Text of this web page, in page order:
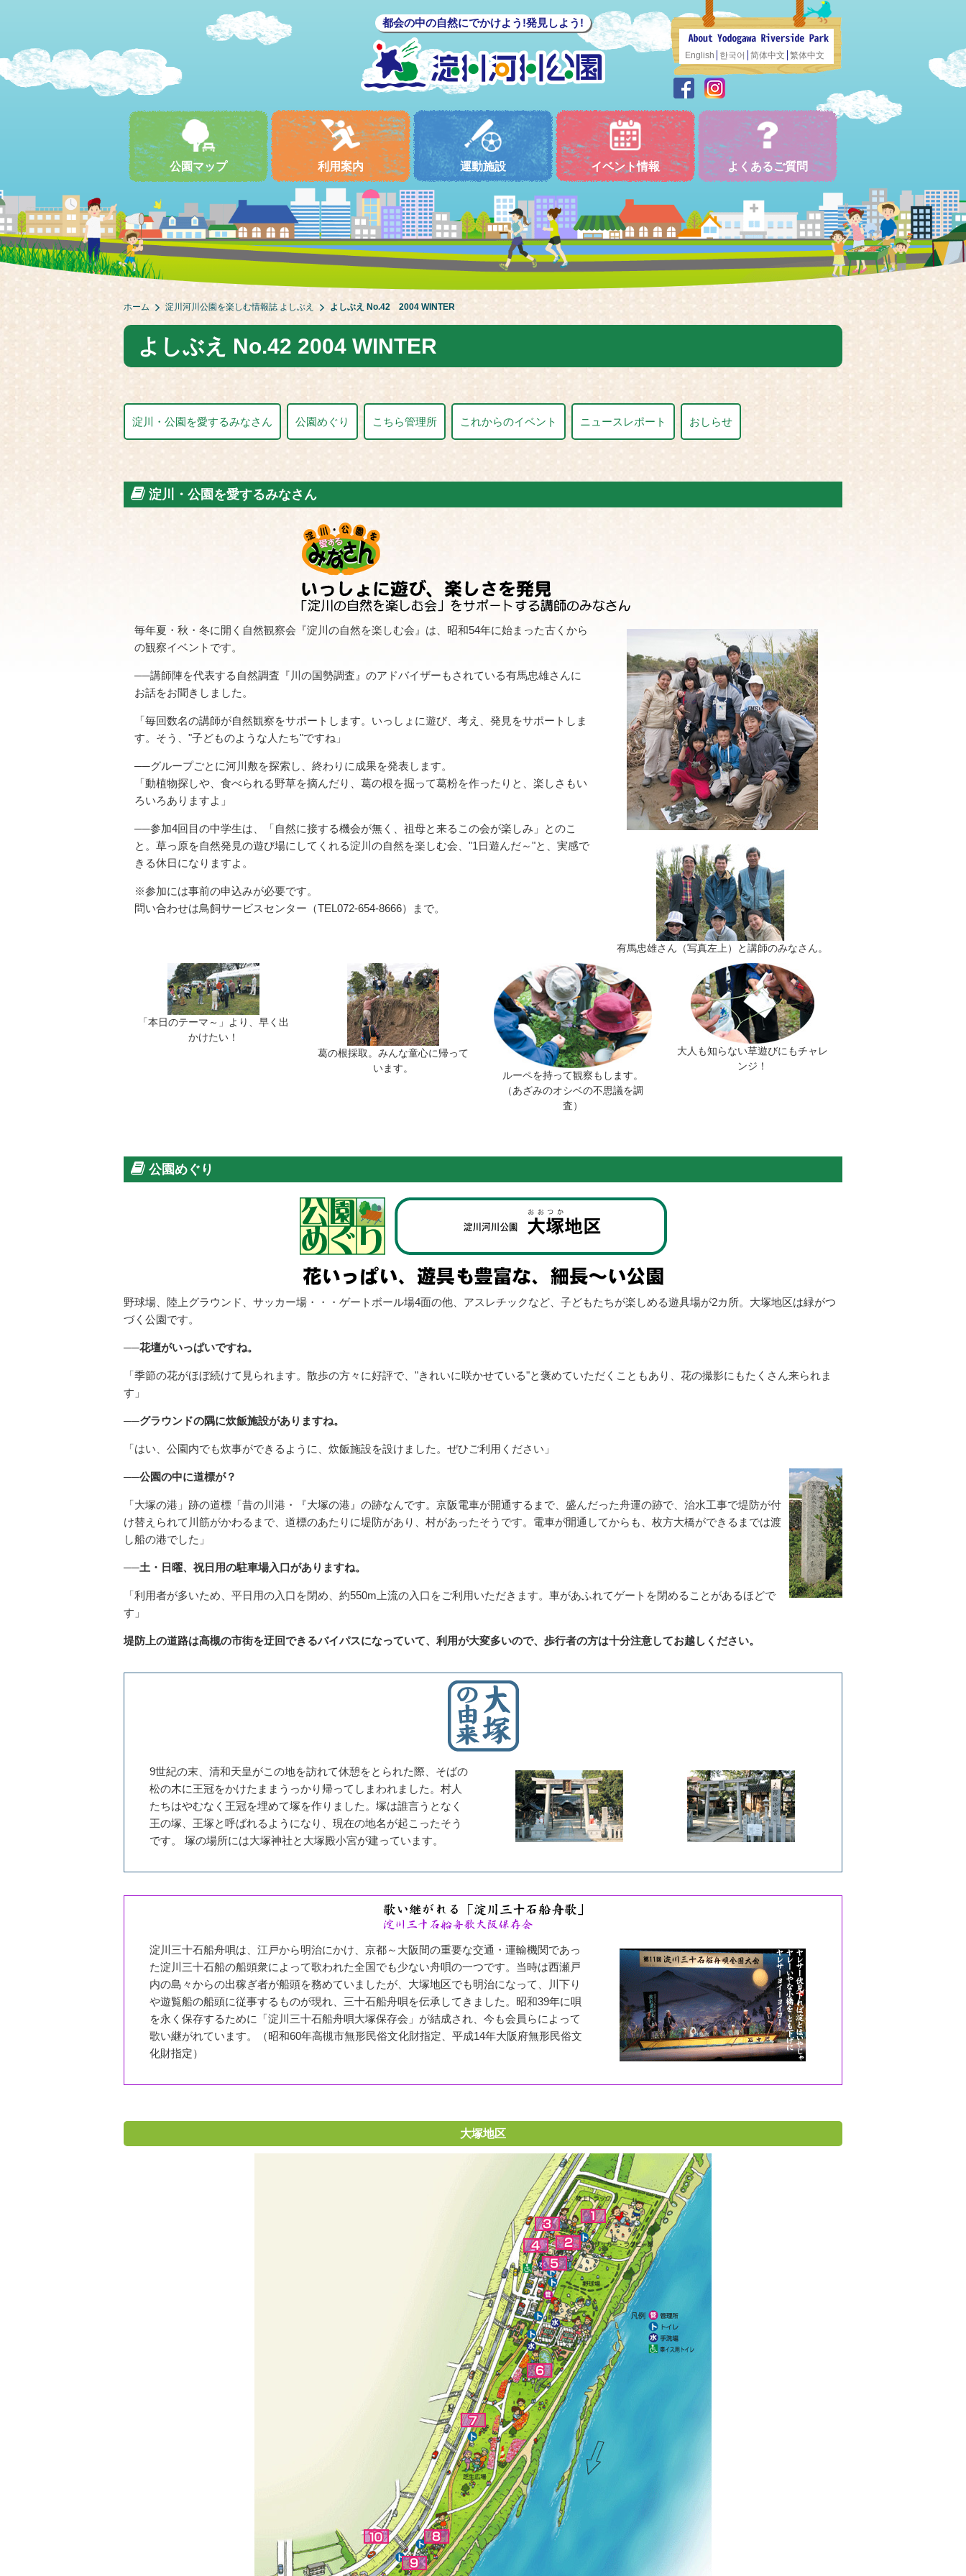
都会の中の自然にでかけよう!発見しよう!
English 한국어 简体中文 繁体中文
公園マップ 利用案内 運動施設 イベント情報 よくあるご質問
ホーム 淀川河川公園を楽しむ情報誌 よしぶえ よしぶえ No.42 2004 WINTER
よしぶえ No.42 2004 WINTER
淀川・公園を愛するみなさん 公園めぐり こちら管理所 これからのイベント ニュースレポート おしらせ
淀川・公園を愛するみなさん
毎年夏・秋・冬に開く自然観察会『淀川の自然を楽しむ会』は、昭和54年に始まった古くから
の観察イベントです。
──講師陣を代表する自然調査『川の国勢調査』のアドバイザーもされている有馬忠雄さんに
お話をお聞きしました。
「毎回数名の講師が自然観察をサポートします。いっしょに遊び、考え、発見をサポートしま
す。そう、"子どものような人たち"ですね」
──グループごとに河川敷を探索し、終わりに成果を発表します。
「動植物探しや、食べられる野草を摘んだり、葛の根を掘って葛粉を作ったりと、楽しさもい
ろいろありますよ」
──参加4回目の中学生は、「自然に接する機会が無く、祖母と来るこの会が楽しみ」とのこ
と。草っ原を自然発見の遊び場にしてくれる淀川の自然を楽しむ会、"1日遊んだ～"と、実感で
きる休日になりますよ。
※参加には事前の申込みが必要です。
問い合わせは鳥飼サービスセンター（TEL072-654-8666）まで。
有馬忠雄さん（写真左上）と講師のみなさん。
「本日のテーマ～」より、早く出
かけたい！
葛の根採取。みんな童心に帰って
います。
ルーペを持って観察もします。
（あざみのオシベの不思議を調
査）
大人も知らない草遊びにもチャレ
ンジ！
公園めぐり
野球場、陸上グラウンド、サッカー場・・・ゲートボール場4面の他、アスレチックなど、子どもたちが楽しめる遊具場が2カ所。大塚地区は緑がつ
づく公園です。
──花壇がいっぱいですね。
「季節の花がほぼ続けて見られます。散歩の方々に好評で、"きれいに咲かせている"と褒めていただくこともあり、花の撮影にもたくさん来られま
す」
──グラウンドの隅に炊飯施設がありますね。
「はい、公園内でも炊事ができるように、炊飯施設を設けました。ぜひご利用ください」
──公園の中に道標が？
「大塚の港」跡の道標「昔の川港・『大塚の港』の跡なんです。京阪電車が開通するまで、盛んだった舟運の跡で、治水工事で堤防が付
け替えられて川筋がかわるまで、道標のあたりに堤防があり、村があったそうです。電車が開通してからも、枚方大橋ができるまでは渡
し船の港でした」
──土・日曜、祝日用の駐車場入口がありますね。
「利用者が多いため、平日用の入口を閉め、約550m上流の入口をご利用いただきます。車があふれてゲートを閉めることがあるほどで
す」
堤防上の道路は高槻の市街を迂回できるバイパスになっていて、利用が大変多いので、歩行者の方は十分注意してお越しください。
9世紀の末、清和天皇がこの地を訪れて休憩をとられた際、そばの
松の木に王冠をかけたままうっかり帰ってしまわれました。村人
たちはやむなく王冠を埋めて塚を作りました。塚は誰言うとなく
王の塚、王塚と呼ばれるようになり、現在の地名が起こったそう
です。 塚の場所には大塚神社と大塚殿小宮が建っています。
淀川三十石船舟唄は、江戸から明治にかけ、京都～大阪間の重要な交通・運輸機関であっ
た淀川三十石船の船頭衆によって歌われた全国でも少ない舟唄の一つです。当時は西瀬戸
内の島々からの出稼ぎ者が船頭を務めていましたが、大塚地区でも明治になって、川下り
や遊覧船の船頭に従事するものが現れ、三十石船舟唄を伝承してきました。昭和39年に唄
を永く保存するために「淀川三十石船舟唄大塚保存会」が結成され、今も会員らによって
歌い継がれています。（昭和60年高槻市無形民俗文化財指定、平成14年大阪府無形民俗文
化財指定）
大塚地区